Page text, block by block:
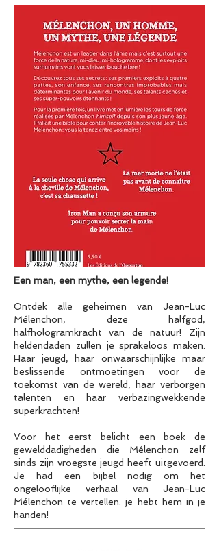
Een man, een mythe, een legende!
Ontdek alle geheimen van Jean-Luc
Mélenchon, deze halfgod,
halfhologramkracht van de natuur! Zijn
heldendaden zullen je sprakeloos maken.
Haar jeugd, haar onwaarschijnlijke maar
beslissende ontmoetingen voor de
toekomst van de wereld, haar verborgen
talenten en haar verbazingwekkende
superkrachten!
Voor het eerst belicht een boek de
gewelddadigheden die Mélenchon zelf
sinds zijn vroegste jeugd heeft uitgevoerd.
Je had een bijbel nodig om het
ongelooflijke verhaal van Jean-Luc
Mélenchon te vertellen: je hebt hem in je
handen!